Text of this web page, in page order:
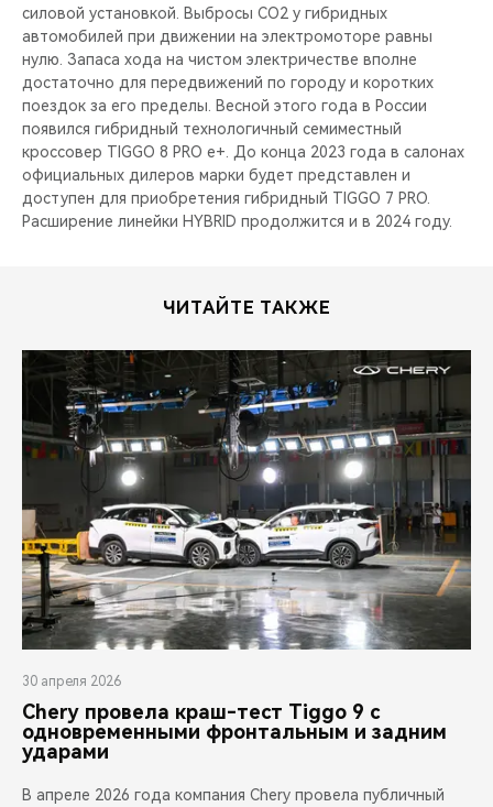
силовой установкой. Выбросы CO2 у гибридных
автомобилей при движении на электромоторе равны
нулю. Запаса хода на чистом электричестве вполне
достаточно для передвижений по городу и коротких
поездок за его пределы. Весной этого года в России
появился гибридный технологичный семиместный
кроссовер TIGGO 8 PRO e+. До конца 2023 года в салонах
официальных дилеров марки будет представлен и
доступен для приобретения гибридный TIGGO 7 PRO.
Расширение линейки HYBRID продолжится и в 2024 году.
ЧИТАЙТЕ ТАКЖЕ
30 апреля 2026
Chery провела краш-тест Tiggo 9 с
одновременными фронтальным и задним
ударами
В апреле 2026 года компания Chery провела публичный